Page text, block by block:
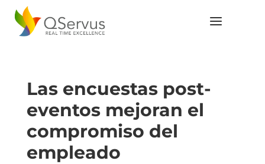
Las encuestas post-
eventos mejoran el
compromiso del
empleado